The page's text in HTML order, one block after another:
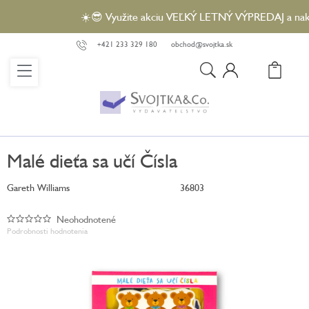
obsah
☀️😎 Využite akciu VEĽKÝ LETNÝ VÝPREDAJ a
+421 233 329 180 obchod@svojtka.sk
Malé dieťa sa učí Čísla
Gareth Williams 36803
Podrobnosti hodnotenia
Priemerné
hodnotenie
Neohodnotené